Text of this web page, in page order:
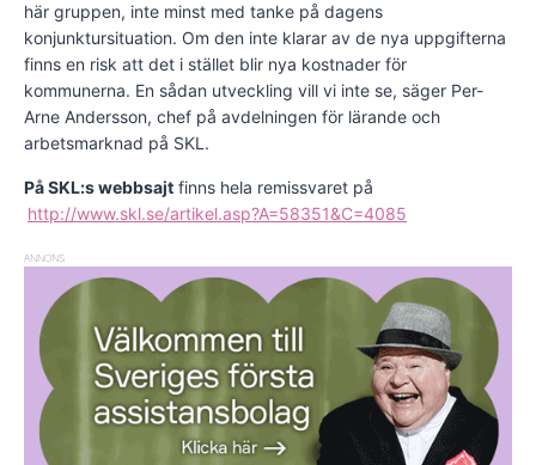
här gruppen, inte minst med tanke på dagens
konjunktursituation. Om den inte klarar av de nya uppgifterna
finns en risk att det i stället blir nya kostnader för
kommunerna. En sådan utveckling vill vi inte se, säger Per-
Arne Andersson, chef på avdelningen för lärande och
arbetsmarknad på SKL.
På SKL:s webbsajt finns hela remissvaret på
http://www.skl.se/artikel.asp?A=58351&C=4085
ANNONS